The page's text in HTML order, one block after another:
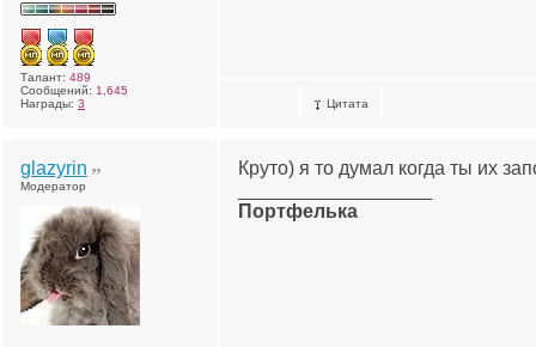
Талант: 489
Сообщений: 1,645
Награды: 3 Цитата
glazyrin
Модератор
Круто) я то думал когда ты их
Портфелька